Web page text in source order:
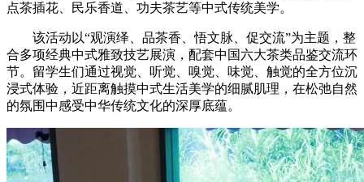
点茶插花、民乐香道、功夫茶艺等中式传统美学。
该活动以“观演绎、品茶香、悟文脉、促交流”为主题，整
合多项经典中式雅致技艺展演，配套中国六大茶类品鉴交流环
节。留学生们通过视觉、听觉、嗅觉、味觉、触觉的全方位沉
浸式体验，近距离触摸中式生活美学的细腻肌理，在松弛自然
的氛围中感受中华传统文化的深厚底蕴。